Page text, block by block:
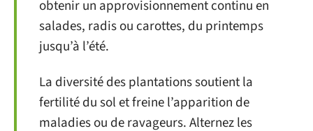
obtenir un approvisionnement continu en
salades, radis ou carottes, du printemps
jusqu’à l’été.
La diversité des plantations soutient la
fertilité du sol et freine l’apparition de
maladies ou de ravageurs. Alternez les